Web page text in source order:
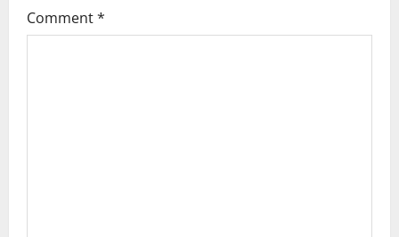
a
Comment*